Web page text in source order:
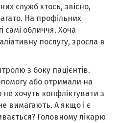
служб хтось, звісно,
На профільних
самі обличчя. Хоча
послугу, зросла в
з боку пацієнтів.
або отримали на
хочуть конфліктувати з
вимагають. А якщо і є
Головному лікарю